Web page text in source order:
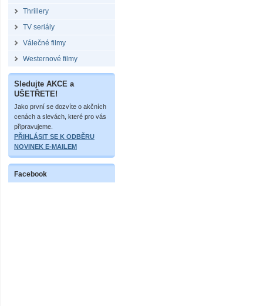
Thrillery
TV seriály
Válečné filmy
Westernové filmy
Sledujte AKCE a
UŠETŘETE!
Jako první se dozvíte o akčních
cenách a slevách, které pro vás
připravujeme.
PŘIHLÁSIT SE K ODBĚRU
NOVINEK E-MAILEM
Facebook